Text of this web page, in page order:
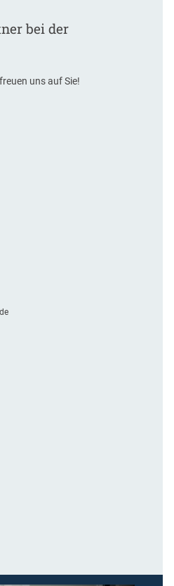
bei der
uns auf Sie!